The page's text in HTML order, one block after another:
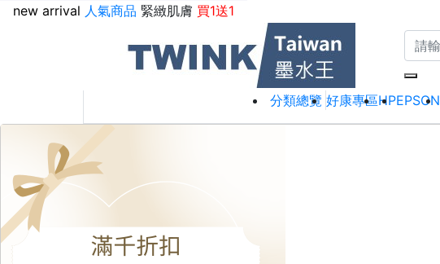
new arrival 人氣商品 緊緻肌膚 買1送1
分類總覽 好康專區HPEPSON